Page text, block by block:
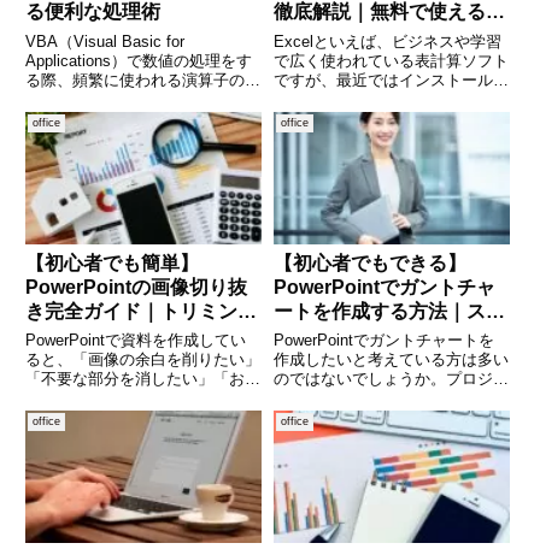
る便利な処理術
VBA（Visual Basic for
Applications）で数値の処理をす
る際、頻繁に使われる演算子のひ
は「割り算の余り」を求めるため
の演算子で、条件分岐や繰り返し
処理の中でとても役立ちます。特
に
徹底解説｜無料で使える便
利機能も紹介
Excelといえば、ビジネスや学習
で広く使われている表計算ソフト
ですが、最近ではインストール不
Excel（Excel for the web）」の
活用が注目されています。「無料
で使えるって本当？」「アプリ版
との違
office
【初心者でも簡単】
PowerPointの画像切り抜
き完全ガイド｜トリミン
グ・背景削除・図形切り抜
きまで徹底解説
PowerPointで資料を作成してい
ると、「画像の余白を削りたい」
「不要な部分を消したい」「おし
ことはありませんか。実は、
PowerPointには画像の切り抜き
機能が充実しており、専用ソフト
がなくても簡単に編
office
【初心者でもできる】
PowerPointでガントチャ
ートを作成する方法｜スケ
ジュール管理をわかりやす
く可視化
PowerPointでガントチャートを
作成したいと考えている方は多い
のではないでしょうか。プロジェ
きるガントチャートは、会議資料
や進捗報告に非常に役立ちます。
しかし、「専用ツールじゃないと
作れないのでは？」と思
office office